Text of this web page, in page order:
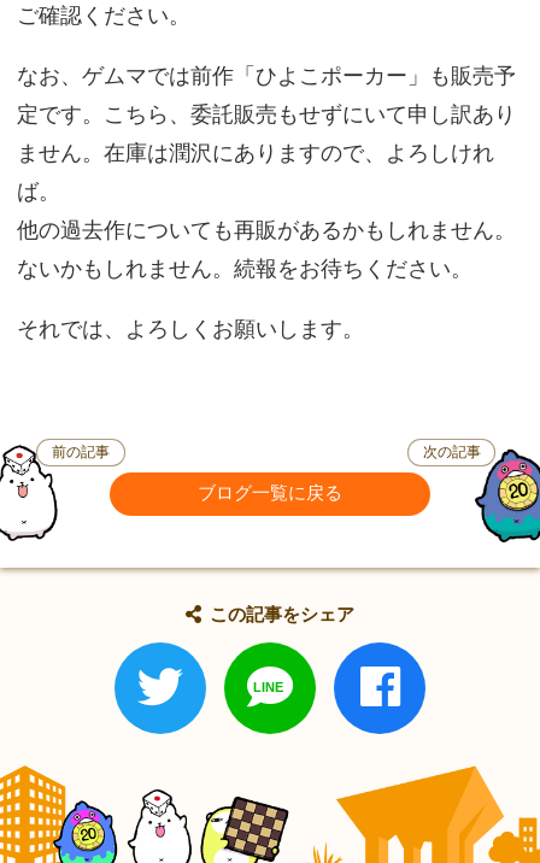
ご確認ください。
なお、ゲムマでは前作「ひよこポーカー」も販売予
定です。こちら、委託販売もせずにいて申し訳あり
ません。在庫は潤沢にありますので、よろしけれ
ば。
他の過去作についても再販があるかもしれません。
ないかもしれません。続報をお待ちください。
それでは、よろしくお願いします。
前の記事
ブログ一覧に戻る
次の記事
この記事をシェア